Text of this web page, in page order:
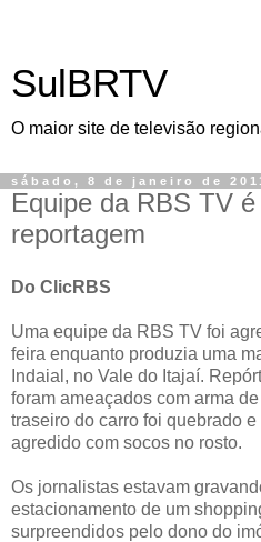
SulBRTV
O maior site de televisão
sábado, 8 de janeiro de
Equipe da RBS TV
reportagem
Do ClicRBS
Uma equipe da RBS TV foi
feira enquanto produzia uma
Indaial, no Vale do Itajaí.
foram ameaçados com arma
traseiro do carro foi quebrado
agredido com socos no rosto.
Os jornalistas estavam
estacionamento de um
surpreendidos pelo dono do